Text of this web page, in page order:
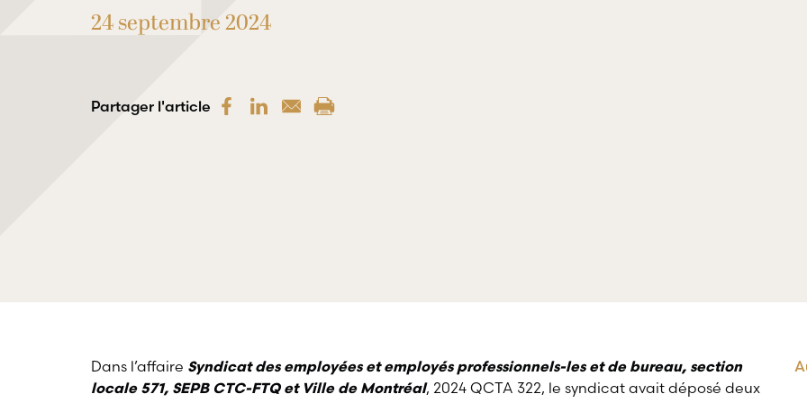
24 septembre 2024
Partager l'article
Dans l’affaire Syndicat des employées et employés professionnels-les et de bureau, section
locale 571, SEPB CTC-FTQ et Ville de Montréal, 2024 QCTA 322, le syndicat avait déposé deux